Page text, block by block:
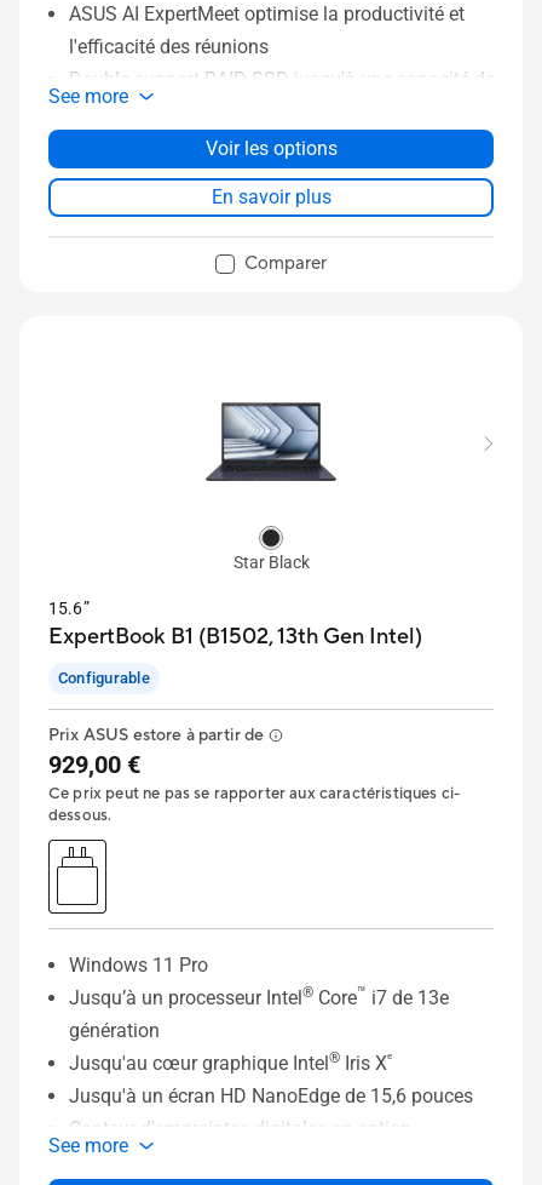
ASUS AI ExpertMeet optimise la productivité et
l'efficacité des réunions
Double support RAID SSD jusqu'à une capacité de
Sécurité BIOS de niveau professionnel conforme
aux exigences de résilience NIST SP 800-155
Design ASUS ExpertCool pour maintenir les
performances, même en mode clapet
Durabilité de rang militaire MIL-STD-810H
See more
Voir les options
En savoir plus
Comparer
Star Black
15.6”
ExpertBook B1 (B1502, 13th Gen Intel)
Configurable
Prix ASUS estore à partir de
929,00 €
Ce prix peut ne pas se rapporter aux caractéristiques ci-
dessous.
Windows 11 Pro
Jusqu’à un processeur Intel® Core™ i7 de 13e
génération
Jusqu'au cœur graphique Intel® Iris Xᵉ
Jusqu'à un écran HD NanoEdge de 15,6 pouces
Capteur d'empreintes digitales en option
See more